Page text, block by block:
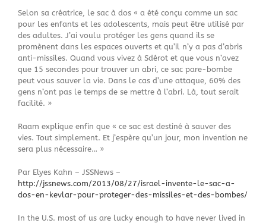
Selon sa créatrice, le sac à dos « a été conçu comme un sac
pour les enfants et les adolescents, mais peut être utilisé par
des adultes. J’ai voulu protéger les gens quand ils se
promènent dans les espaces ouverts et qu’il n’y a pas d’abris
anti-missiles. Quand vous vivez à Sdérot et que vous n’avez
que 15 secondes pour trouver un abri, ce sac pare-bombe
peut vous sauver la vie. Dans le cas d’une attaque, 60% des
gens n’ont pas le temps de se mettre à l’abri. Là, tout serait
facilité. »
Raam explique enfin que « ce sac est destiné à sauver des
vies. Tout simplement. Et j’espère qu’un jour, mon invention ne
sera plus nécessaire… »
Par Elyes Kahn – JSSNews –
http://jssnews.com/2013/08/27/israel-invente-le-sac-a-
dos-en-kevlar-pour-proteger-des-missiles-et-des-bombes/
In the U.S. most of us are lucky enough to have never lived in